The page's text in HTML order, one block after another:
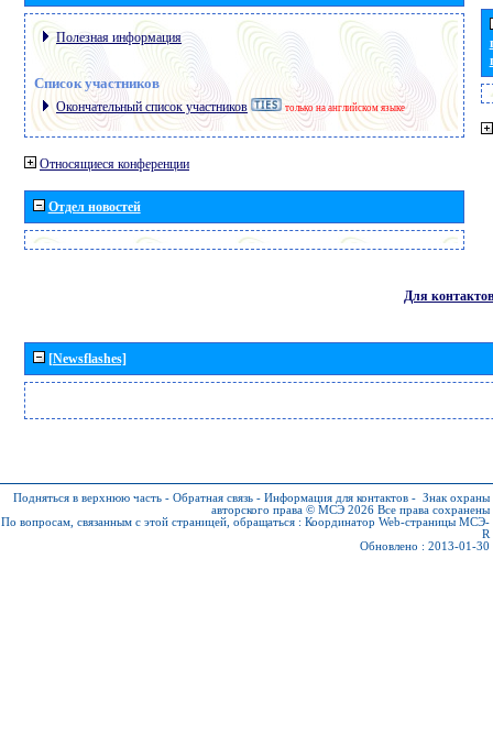
Полезная информация
Список участников
Окончательный список участников только на английском языке
Относящиеся конференции
Отдел новостей
Для контактов
[Newsflashes]
Подняться в верхнюю часть - Обратная связь - Информация для контактов - Знак охраны
авторского права © МСЭ 2026 Все права сохранены
По вопросам, связанным с этой страницей, обращаться : Координатор Web-страницы МСЭ-
R
Обновлено : 2013-01-30